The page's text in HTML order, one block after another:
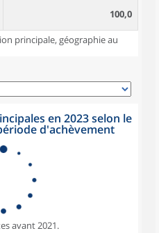
100,0
principale, géographie au
en 2023 selon le
d'achèvement
avant 2021.